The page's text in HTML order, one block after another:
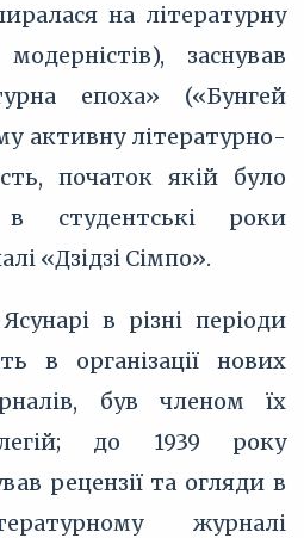
на літературну
заснував
епоха» («Бунгей
активну літературно-
початок якій було
студентські роки
«Дзідзі Сімпо».
в різні періоди
в організації нових
був членом їх
до 1939 року
рецензії та огляди в
журналі